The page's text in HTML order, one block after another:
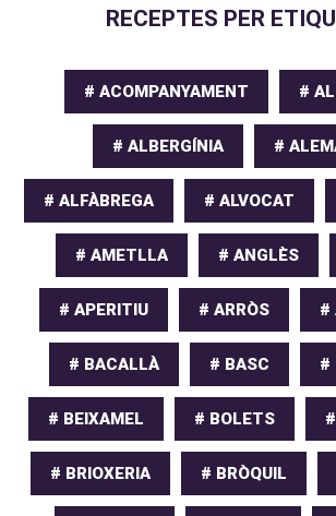
RECEPTES PER
# ACOMPANYAMENT #
# ALBERGÍNIA #
# ALFÀBREGA # ALVOCAT
# AMETLLA # ANGLÈS
# APERITIU # ARRÒS #
# BACALLÀ # BASC #
# BEIXAMEL # BOLETS
# BRIOXERIA # BRÒQUIL